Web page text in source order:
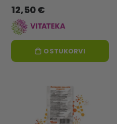
12,50 €
OSTUKORVI